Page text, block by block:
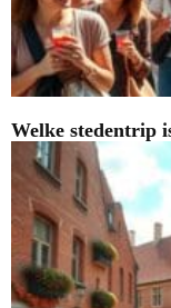
Welke stedentrip